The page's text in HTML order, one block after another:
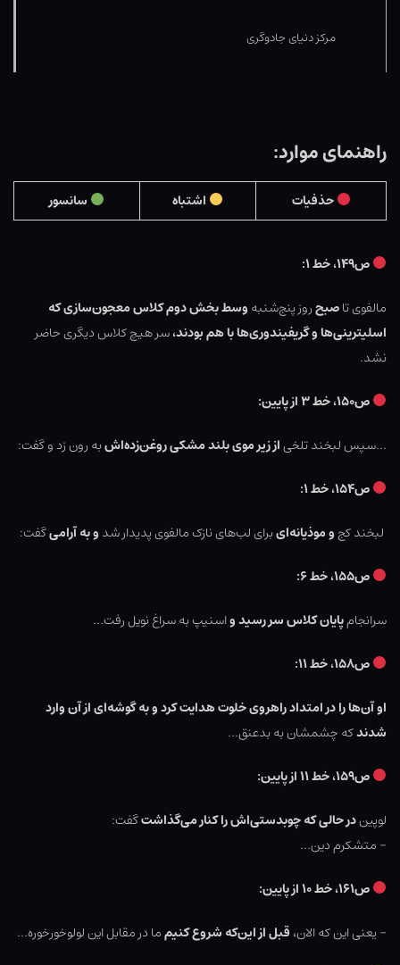
مرکز دنیای جادوگری
راهنمای موارد:
حذفیات اشتباه سانسور
ص۱۴۹، خط ۱:
مالفوی تاصبحروز پنج‌شنبه وسط بخش دوم کلاس معجون‌سازی که
اسلیترینی‌ها و گریفیندوری‌ها با هم بودند،سر هیچ کلاس دیگری حاضر
نشد.
ص۱۵۰، خط ۳ از پایین:
…سپس لبخند تلخیاز زیر موی بلند مشکی روغن‌زده‌اشبه رون زد و گفت:
ص۱۵۴، خط ۱:
لبخند کجو موذیانه‌ایبرای لب‌های نازک مالفوی پدیدار شد و به آرامیگفت:
ص۱۵۵، خط ۶:
سرانجامپایان کلاس سر رسیدواسنیپ به سراغ نویل رفت…
ص۱۵۸، خط ۱۱:
او آن‌ها را در امتداد راهروی خلوت هدایت کرد و به گوشه‌ای از آن وارد
شدندکه چشمشان به بدعنق…
ص۱۵۹، خط ۱۱ از پایین:
لوپیندر حالی که چوبدستی‌اش را کنار می‌گذاشتگفت:
– متشکرم دین…
ص۱۶۱، خط ۱۰ از پایین:
– یعنی این که الان، قبل از این‌که شروع کنیمما در مقابل این لولوخورخوره…